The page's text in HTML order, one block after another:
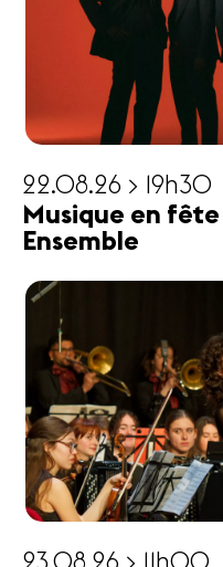
22.08.26 > 19h30
Musique en
Ensemble